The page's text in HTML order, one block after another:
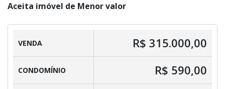
Aceita imóvel de Menor valor
VENDA R$ 315.000,00
CONDOMÍNIO R$ 590,00